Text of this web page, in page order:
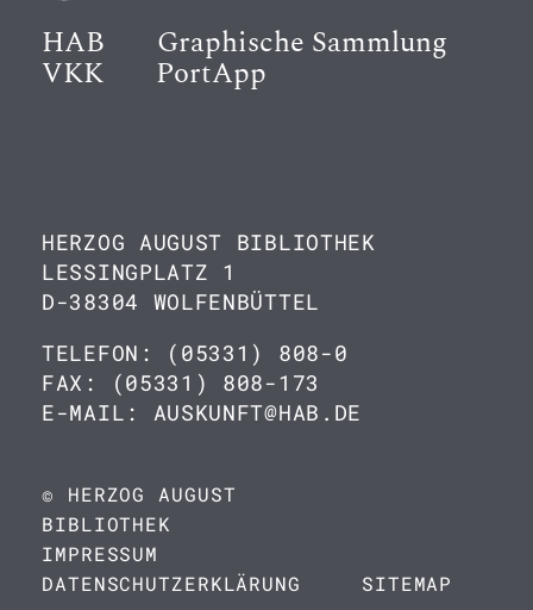
HAB Graphische Sammlung
VKK PortApp
HERZOG AUGUST BIBLIOTHEK
LESSINGPLATZ 1
D-38304 WOLFENBÜTTEL
TELEFON: (05331) 808-0
FAX: (05331) 808-173
E-MAIL: AUSKUNFT@HAB.DE
© HERZOG AUGUST
BIBLIOTHEK
IMPRESSUM
DATENSCHUTZERKLÄRUNG
SITEMAP